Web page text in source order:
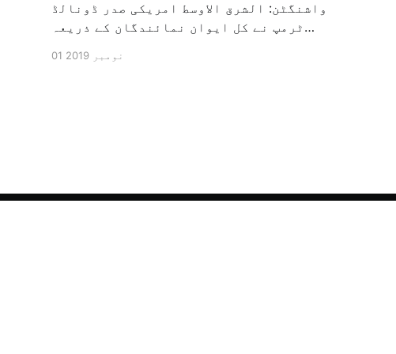
واشنگٹن: الشرق الاوسط امریکی صدر ڈونالڈ
ٹرمپ نے کل ایوان نمائندگان کے ذریعہ
جاری کرنے کے سلسلہ میں اپنی مذمت کا
01 نومبر 2019